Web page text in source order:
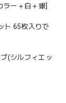
ラー＋白＋銀]
ト 65枚入りで
(シルフィエッ